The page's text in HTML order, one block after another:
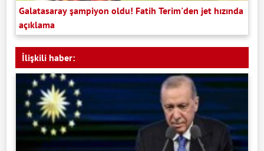
Galatasaray şampiyon oldu! Fatih Terim'den jet hızında
açıklama
İlişkili haber: